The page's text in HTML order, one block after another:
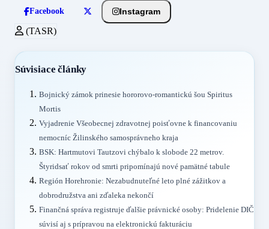
Facebook Instagram
(TASR)
Súvisiace články
Bojnický zámok prinesie hororovo-romantickú šou Spiritus
Mortis
Vyjadrenie Všeobecnej zdravotnej poisťovne k financovaniu
nemocníc Žilinského samosprávneho kraja
BSK: Hartmutovi Tautzovi chýbalo k slobode 22 metrov.
Štyridsať rokov od smrti pripomínajú nové pamätné tabule
Región Horehronie: Nezabudnuteľné leto plné zážitkov a
dobrodružstva ani zďaleka nekončí
Finančná správa registruje ďalšie právnické osoby: Pridelenie DIČ
súvisí aj s prípravou na elektronickú fakturáciu